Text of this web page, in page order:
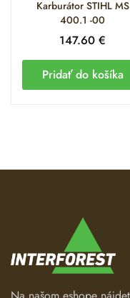
Vzduchové filtre
Nosiče karburátora
Sacie kolená a
Karburátor STIHL MS
400.1 -00
147.60€
Pridať do košíka